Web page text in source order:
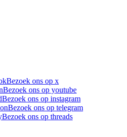
Bezoek ons op x
Bezoek ons op youtube
Bezoek ons op instagram
Bezoek ons op telegram
Bezoek ons op threads